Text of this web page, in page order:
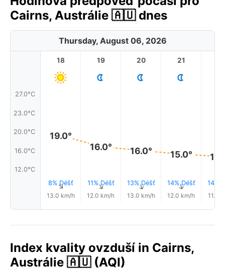
Cairns, Austrálie 🇦🇺 dnes
Thursday, August 06, 2026
27.0°C
23.0°C
20.0°C
16.0°C
12.0°C
18
19.0°
8% Déšť
↑
13.0 km/h
19
16.0°
11% Déšť
↑
12.0 km/h
20
16.0°
13% Déšť
↑
13.0 km/h
21
15.0°
14% Déšť
↑
12.0 km/h
14%
11.0
Index kvality ovzduší in Cairns,
Austrálie 🇦🇺 (AQI)